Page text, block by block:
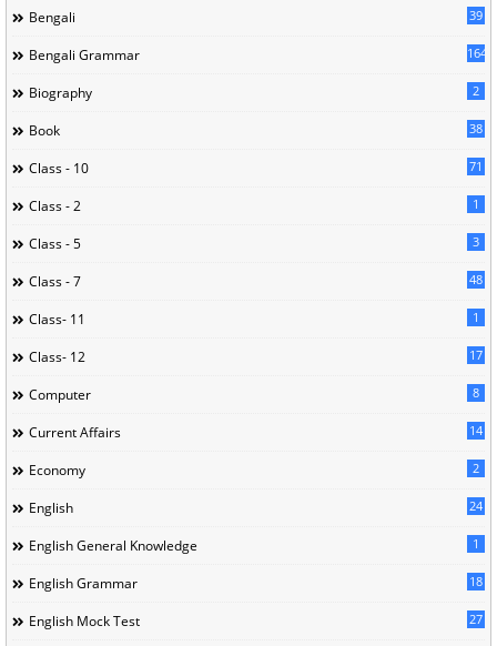
Bengali 39
Bengali Grammar 164
Biography 2
Book 38
Class - 10 71
Class - 2 1
Class - 5 3
Class - 7 48
Class- 11 1
Class- 12 17
Computer 8
Current Affairs 14
Economy 2
English 24
English General Knowledge 1
English Grammar 18
English Mock Test 27